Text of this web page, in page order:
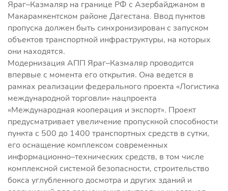
Яраг–Казмаляр на границе РФ с Азербайджаном в
Макарамкентском районе Дагестана. Ввод пунктов
пропуска должен быть синхронизирован с запуском
объектов транспортной инфраструктуры, на которых
они находятся.
Модернизация АПП Яраг–Казмаляр проводится
впервые с момента его открытия. Она ведется в
рамках реализации федерального проекта «Логистика
международной торговли» нацпроекта
«Международная кооперация и экспорт». Проект
предусматривает увеличение пропускной способности
пункта с 500 до 1400 транспортных средств в сутки,
его оснащение комплексом современных
информационно–технических средств, в том числе
комплексной системой безопасности, строительство
бокса углубленного досмотра и других зданий и